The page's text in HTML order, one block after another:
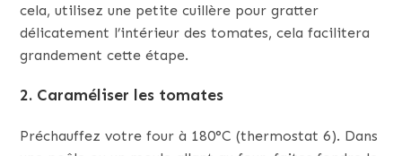
cela, utilisez une petite cuillère pour gratter
délicatement l’intérieur des tomates, cela facilitera
grandement cette étape.
2. Caraméliser les tomates
Préchauffez votre four à 180°C (thermostat 6). Dans